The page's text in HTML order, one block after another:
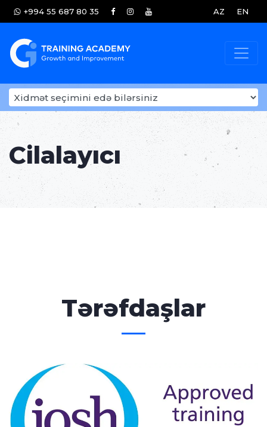
+994 55 687 80 35 AZ EN
Cilalayıcı
Tərəfdaşlar